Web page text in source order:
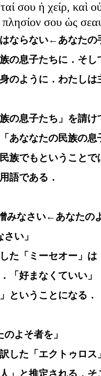
σου ἡ χείρ, καὶ
σου ὡς
ならない←あなたの
の息子たちに．そ
のように．わたしは
の息子たち」を請け
あななたの民族の
族でもということ
語である．
みなさい←あなたの
い」
た「ミーセオー」は
「好まなくていい
ということになる．
よそ者を」
した「エクトゥロス
」と推定される．